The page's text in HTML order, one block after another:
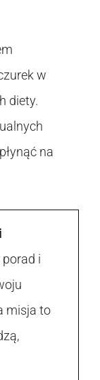
w
diety.
na
i
misja to